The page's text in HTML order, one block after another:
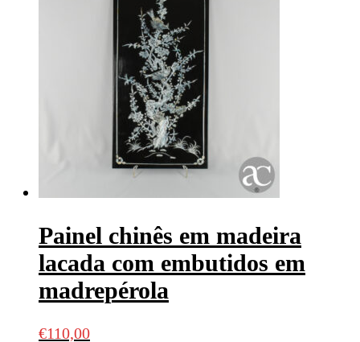
Painel chinês em madeira
lacada com embutidos em
madrepérola
€110,00